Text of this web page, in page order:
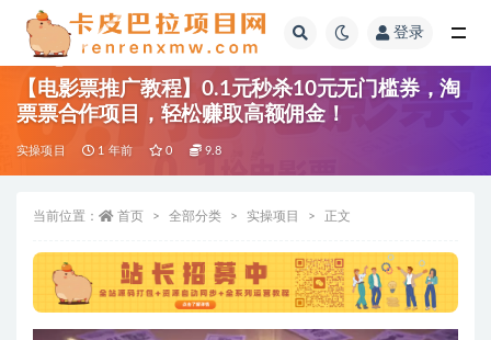
登录
【电影票推广教程】0.1元秒杀10元无门槛券，淘
票票合作项目，轻松赚取高额佣金！
实操项目 1 年前 0 9.8
当前位置： 首页 全部分类 实操项目 正文
全部